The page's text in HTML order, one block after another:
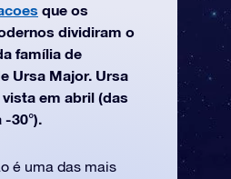
que os
dividiram o
família de
Ursa Major. Ursa
em abril (das
-30°).
é uma das mais